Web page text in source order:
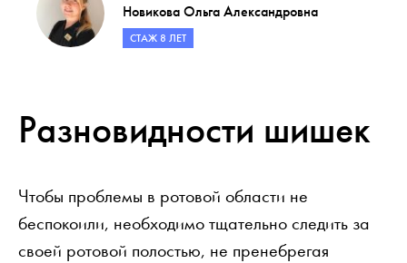
Новикова Ольга Александровна
СТАЖ 8 ЛЕТ
Разновидности шишек
Чтобы проблемы в ротовой области не
беспокоили, необходимо тщательно следить за
своей ротовой полостью, не пренебрегая